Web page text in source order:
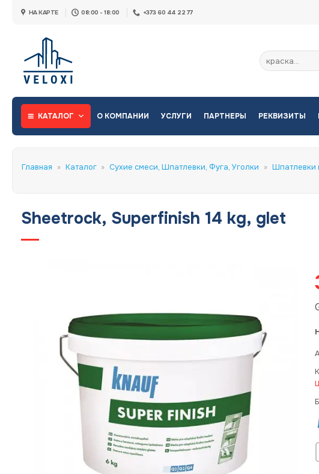
НА КАРТЕ 08:00 - 18:00 +373 60 44 22 77
Искать:
КАТАЛОГ О КОМПАНИИ УСЛУГИ ПАРТНЕРЫ РЕКВИЗИТЫ
Главная » Каталог » Сухие смеси, Шпатлевки, Фуга, Уголки » Шпатлевки
Sheetrock, Superfinish 14 kg, glet